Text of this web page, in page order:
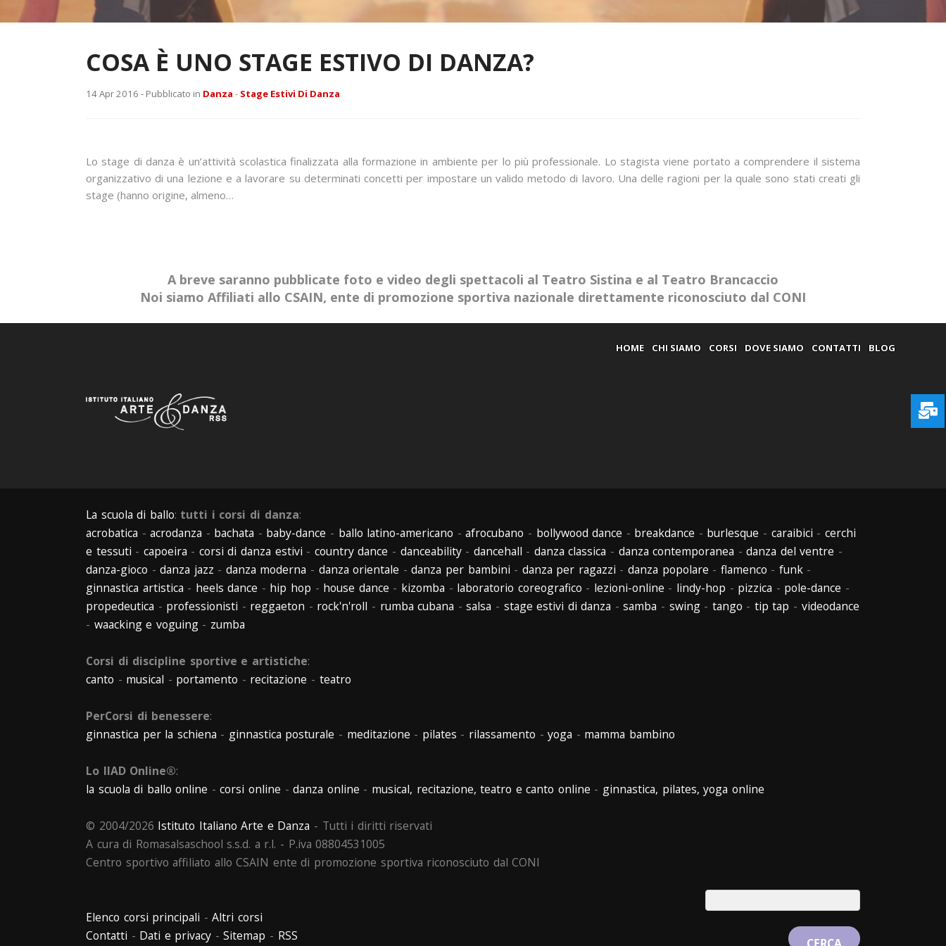
COSA È UNO STAGE ESTIVO DI DANZA?
14 Apr 2016 - Pubblicato in Danza - Stage Estivi Di Danza
Lo stage di danza è un’attività scolastica finalizzata alla formazione in ambiente per lo più professionale. Lo stagista viene portato a comprendere il sistema
organizzativo di una lezione e a lavorare su determinati concetti per impostare un valido metodo di lavoro. Una delle ragioni per la quale sono stati creati gli
stage (hanno origine, almeno…
A breve saranno pubblicate foto e video degli spettacoli al Teatro Sistina e al Teatro Brancaccio
Noi siamo Affiliati allo CSAIN, ente di promozione sportiva nazionale direttamente riconosciuto dal CONI
HOME CHI SIAMO CORSI DOVE SIAMO CONTATTI BLOG
La scuola di ballo: tutti i corsi di danza:
acrobatica -acrodanza - bachata - baby-dance - ballo latino-americano -afrocubano - bollywood dance - breakdance - burlesque - caraibici - cerchi
e tessuti - capoeira - corsi di danza estivi - country dance - danceability- dancehall - danza classica - danza contemporanea -danza del ventre -
danza-gioco -danza jazz - danza moderna - danza orientale -danza per bambini - danza per ragazzi - danza popolare - flamenco - funk-
ginnastica artistica - heels dance - hip hop - house dance - kizomba - laboratorio coreografico - lezioni-online - lindy-hop - pizzica - pole-dance -
propedeutica - professionisti - reggaeton - rock'n'roll - rumba cubana -salsa - stage estivi di danza -samba - swing- tango - tip tap - videodance
- waacking e voguing- zumba
Corsi di discipline sportive e artistiche:
canto - musical - portamento - recitazione - teatro
PerCorsi di benessere:
ginnastica per la schiena - ginnastica posturale - meditazione - pilates - rilassamento -yoga - mamma bambino
Lo IIAD Online®:
la scuola di ballo online -corsi online -danza online - musical, recitazione, teatro e canto online - ginnastica, pilates, yoga online
© 2004/2026 Istituto Italiano Arte e Danza - Tutti i diritti riservati
A cura di Romasalsaschool s.s.d. a r.l. - P.iva 08804531005
Centro sportivo affiliato allo CSAIN ente di promozione sportiva riconosciuto dal CONI
Elenco corsi principali -Altri corsi
Contatti - Dati e privacy -Sitemap - RSS